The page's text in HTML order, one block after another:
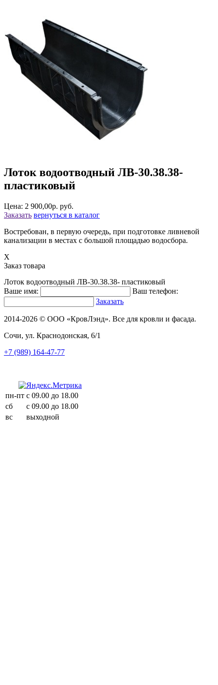
Лоток водоотводный ЛВ-30.38.38-
пластиковый
Цена: 2 900,00р. руб.
Заказать вернуться в каталог
Востребован, в первую очередь, при подготовке ливневой
канализации в местах с большой площадью водосбора.
X
Заказ товара
Лоток водоотводный ЛВ-30.38.38- пластиковый
Ваше имя:
Ваш телефон:
Заказать
2014-2026 © ООО «КровЛэнд». Все для кровли и фасада.
Сочи, ул. Краснодонская, 6/1
+7 (989) 164-47-77
пн-пт с 09.00 до 18.00
сб
с 09.00 до 18.00
вс
выходной